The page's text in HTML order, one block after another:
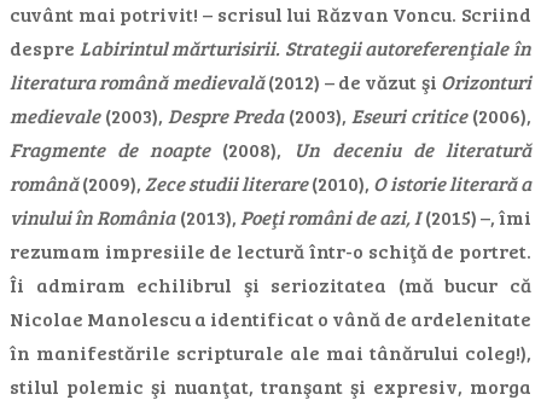
cuvânt mai potrivit! – scrisul lui Răzvan Voncu. Scriind
despre Labirintul mărturisirii. Strategii autoreferenţiale în
literatura română medievală(2012) – de văzut şi Orizonturi
medievale(2003), Despre Preda(2003), Eseuri critice(2006),
Fragmente de noapte (2008),
Un deceniu de literatură
română(2009), Zece studii literare(2010), O istorie literară a
vinului în România(2013), Poeţi români de azi, I(2015) –, îmi
rezumam impresiile de lectură într-o schiţă de portret.
Îi admiram echilibrul şi seriozitatea (mă bucur că
Nicolae Manolescu a identificat o vână de ardelenitate
în manifestările scripturale ale mai tânărului coleg!),
stilul polemic şi nuanţat, tranşant şi expresiv, morga